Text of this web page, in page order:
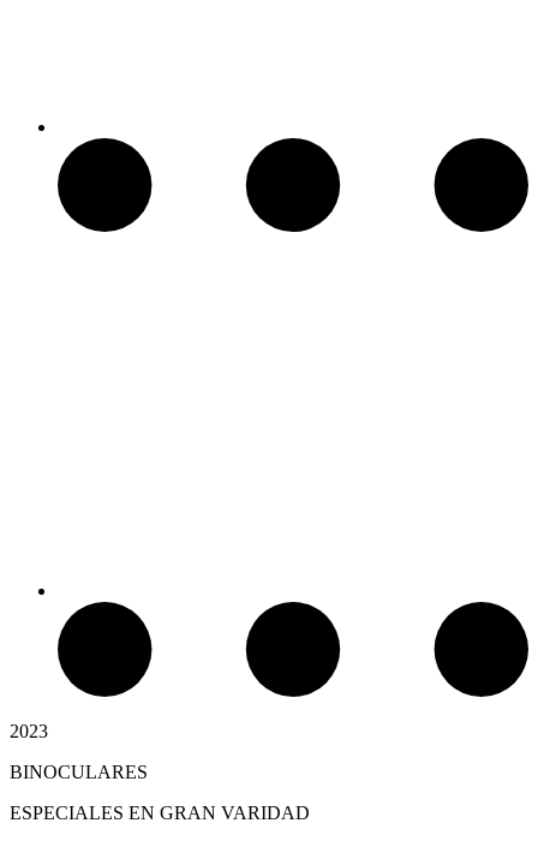
2023
BINOCULARES
ESPECIALES EN GRAN VARIDAD